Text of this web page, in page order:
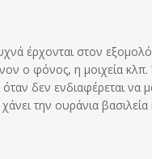
έρχονται στον
ο φόνος, η μοιχεία
δεν ενδιαφέρεται να
την ουράνια βασιλεία